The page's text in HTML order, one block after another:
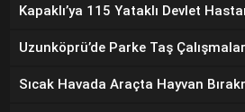
Kapaklı’ya 115 Yataklı Devlet
Uzunköprü’de Parke Taş
Sıcak Havada Araçta Hayvan